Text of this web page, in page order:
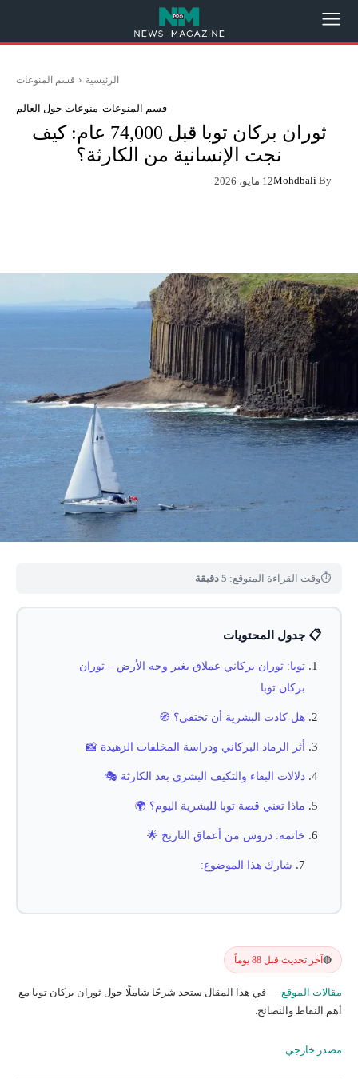
الرئيسية قسم المنوعات
قسم المنوعات منوعات حول العالم
ثوران بركان توبا قبل 74,000 عام: كيف
نجت الإنسانية من الكارثة؟
By
Mohdbali12 مايو، 2026
⏱وقت القراءة المتوقع: 5 دقيقة
📋 جدول المحتويات
توبا: ثوران بركاني عملاق يغير وجه الأرض – ثوران
بركان توبا
هل كادت البشرية أن تختفي؟ 🧭
أثر الرماد البركاني ودراسة المخلفات الزهيدة 📸
دلالات البقاء والتكيف البشري بعد الكارثة 🎭
ماذا تعني قصة توبا للبشرية اليوم؟ 🌍
خاتمة: دروس من أعماق التاريخ 🌟
شارك هذا الموضوع:
🔴 آخر تحديث قبل 88 يوماً
مقالات الموقع — في هذا المقال ستجد شرحًا شاملًا حول ثوران بركان توبا مع
أهم النقاط والنصائح.
مصدر خارجي